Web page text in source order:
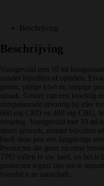
Beschrijving
Beschrijving
Voorgevuld met 10 ml
zonder bijvullen of opladen.
guave, pittige kiwi en sappige
smaak. Geniet van een krachtig
ontspannende ervaring bij elke
600 mg CBD en 400 mg CBG,
ervaring. Voorgevuld met 10 ml
direct gebruik, zonder bijvullen
biedt deze pen een langdurige
Producten die geen nicotine
TPD vallen in uw land, en het is
producten legaal zijn om te
voordat u ze aanschaft.